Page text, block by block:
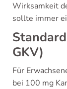
Wirksamkeit
sollte immer
GKV)
Für
bei 100 mg